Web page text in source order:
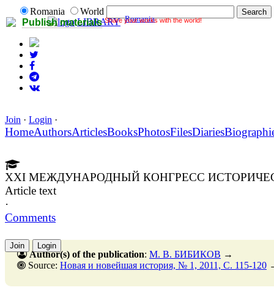
Publish materials Share your works with the world!
Romania
World
LIBRARY Romania
Join · Login ·
HomeAuthorsArticlesBooksPhotosFilesDiaries
XXI МЕЖДУНАРОДНЫЙ КОНГРЕСС
Article text
·
Comments
Join Login
Author(s) of the publication: М. В. БИБИКОВ →
Source: Новая и новейшая история, № 1, 2011, C. 115-120